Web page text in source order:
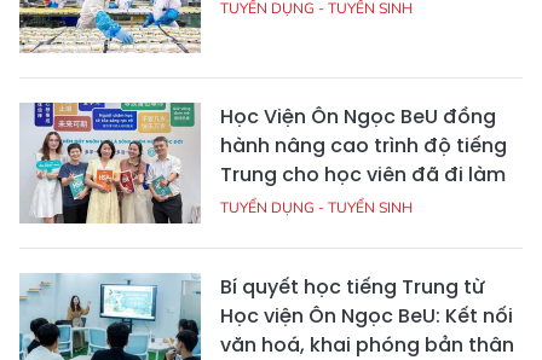
TUYỂN DỤNG - TUYỂN SINH
Học Viện Ôn Ngọc BeU đồng
hành nâng cao trình độ tiếng
Trung cho học viên đã đi làm
TUYỂN DỤNG - TUYỂN SINH
Bí quyết học tiếng Trung từ
Học viện Ôn Ngọc BeU: Kết nối
văn hoá, khai phóng bản thân